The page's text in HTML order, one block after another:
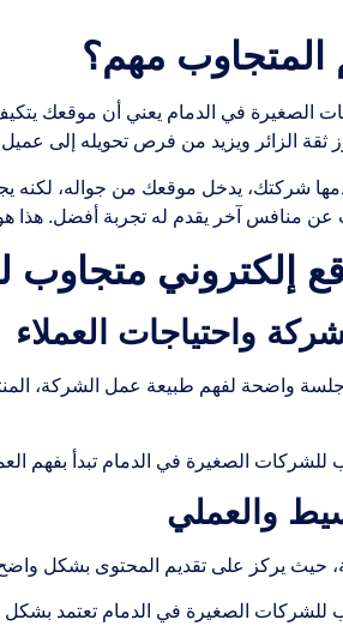
المتجاوب مهم؟
الصغيرة في الدمام يعني أن موقعك
الزائر ويزيد من فرص تحويله إلى
شركتك، يدخل موقعك من جواله، لكنه
عن منافس آخر يقدم له تجربة أفضل.
إلكتروني متجاوب
واضحة لفهم طبيعة عمل الشركة،
الصغيرة في الدمام تبدأ بفهم
حيث يركز على تقديم المحتوى بشكل
الصغيرة في الدمام تعتمد بشكل